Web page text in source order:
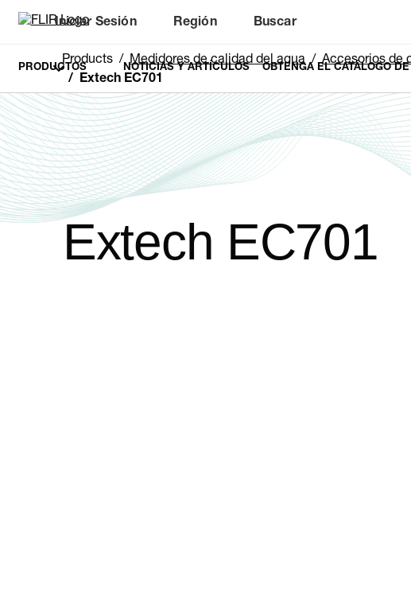
Iniciar Sesión Región Buscar
PRODUCTOS NOTICIAS Y ARTÍCULOS OBTENGA EL CATÁLOGO
Products Medidores de calidad del agua
Accesorios de
Extech EC701
Extech EC701